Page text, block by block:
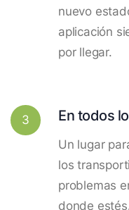
nuevo
aplicación
por llegar.
3 En todos
Un lugar
los
problemas
donde